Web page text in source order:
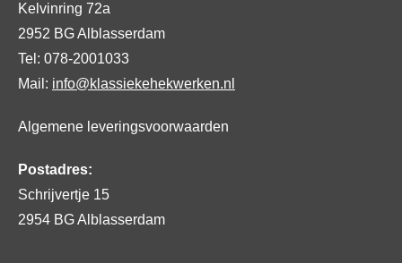
Kelvinring 72a
2952 BG Alblasserdam
Tel: 078-2001033
Mail: info@klassiekehekwerken.nl
Algemene leveringsvoorwaarden
Postadres:
Schrijvertje 15
2954 BG Alblasserdam